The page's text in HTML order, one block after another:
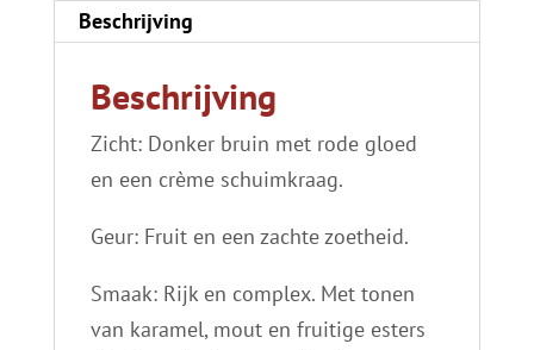
Beschrijving
Beschrijving
Zicht: Donker bruin met rode gloed
en een crème schuimkraag.
Geur: Fruit en een zachte zoetheid.
Smaak: Rijk en complex. Met tonen
van karamel, mout en fruitige esters